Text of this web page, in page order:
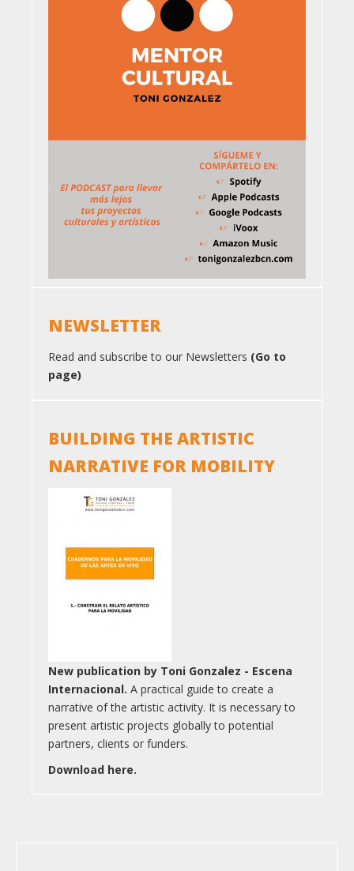
NEWSLETTER
Read and subscribe to our Newsletters (Go to
page)
BUILDING THE ARTISTIC
NARRATIVE FOR MOBILITY
New publication by Toni Gonzalez - Escena
Internacional. A practical guide to create a
narrative of the artistic activity. It is necessary to
present artistic projects globally to potential
partners, clients or funders.
Download here.